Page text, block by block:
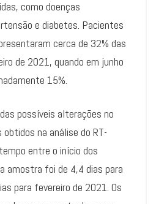
como doenças
e diabetes. Pacientes
cerca de 32% das
de 2021, quando em junho
15%.
possíveis alterações no
na análise do RT-
entre o início dos
amostra foi de 4,4 dias para
para fevereiro de 2021. Os